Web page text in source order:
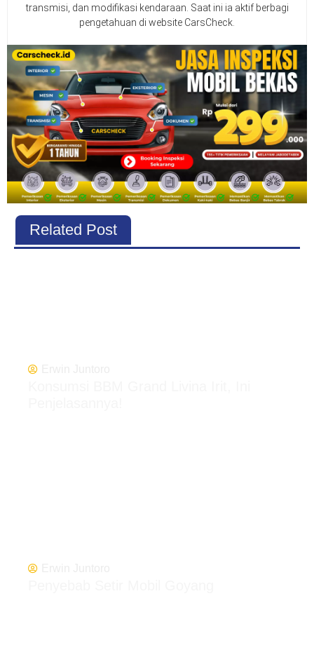
transmisi, dan modifikasi kendaraan. Saat ini ia aktif berbagi
pengetahuan di website CarsCheck.
Related Post